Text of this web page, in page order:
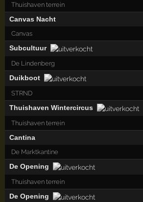
Thuishaven terrein
Canvas Nacht
Canvas
Subcultuur
De Lindenberg
Duikboot
STRND
Thuishaven Wintercircus
Thuishaven terrein
Cantina
De Marktkantine
De Opening
Thuishaven terrein
De Opening